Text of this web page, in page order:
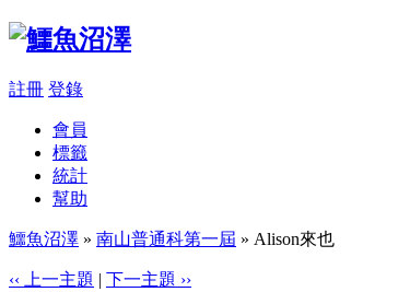
註冊 登錄
會員
標籤
統計
幫助
鱷魚沼澤 » 南山普通科第一屆 » Alison來也
‹‹ 上一主題 | 下一主題 ››